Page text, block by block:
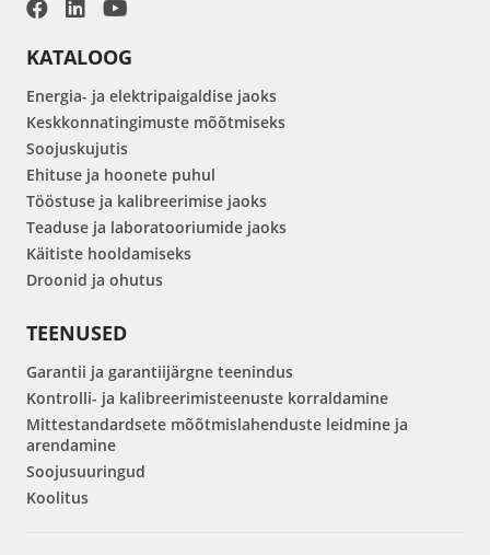
KATALOOG
Energia- ja elektripaigaldise jaoks
Keskkonnatingimuste mõõtmiseks
Soojuskujutis
Ehituse ja hoonete puhul
Tööstuse ja kalibreerimise jaoks
Teaduse ja laboratooriumide jaoks
Käitiste hooldamiseks
Droonid ja ohutus
TEENUSED
Garantii ja garantiijärgne teenindus
Kontrolli- ja kalibreerimisteenuste korraldamine
Mittestandardsete mõõtmislahenduste leidmine ja
arendamine
Soojusuuringud
Koolitus